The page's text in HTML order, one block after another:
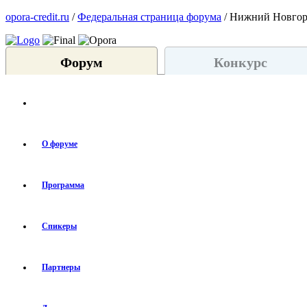
opora-credit.ru /Федеральная страница форума / Нижний
Форум Конкурс
О форуме
Программа
Спикеры
Партнеры